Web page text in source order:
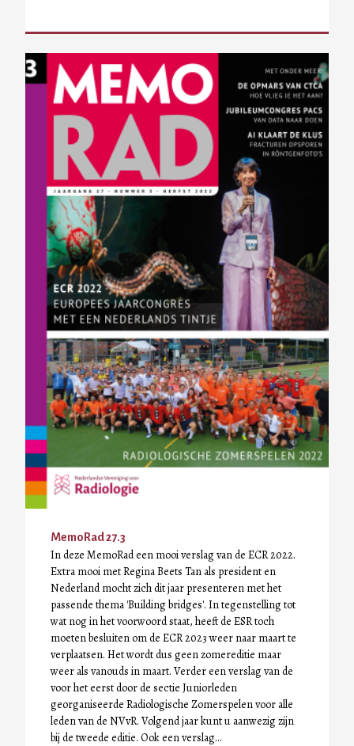
MemoRad 27.3
In deze MemoRad een mooi verslag van de ECR 2022.
Extra mooi met Regina Beets Tan als president en
Nederland mocht zich dit jaar presenteren met het
passende thema 'Building bridges'. In tegenstelling tot
wat nog in het voorwoord staat, heeft de ESR toch
moeten besluiten om de ECR 2023 weer naar maart te
verplaatsen. Het wordt dus geen zomereditie maar
weer als vanouds in maart. Verder een verslag van de
voor het eerst door de sectie Juniorleden
georganiseerde Radiologische Zomerspelen voor alle
leden van de NVvR. Volgend jaar kunt u aanwezig zijn
bij de tweede editie. Ook een verslag…